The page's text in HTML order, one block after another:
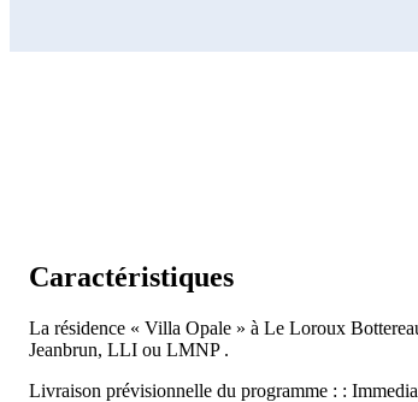
Caractéristiques
La résidence « Villa Opale » à Le Loroux
Jeanbrun, LLI ou LMNP .
Livraison prévisionnelle du programme : :